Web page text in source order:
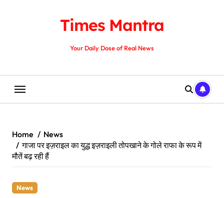
Times Mantra
Your Daily Dose of Real News
Home
News
गाजा पर इज़राइल का युद्ध इज़राइली तोपखाने के गोले राफा के रूप में
मौतें बढ़ रही हैं
News